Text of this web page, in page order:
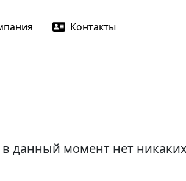
Контакты
данный момент нет